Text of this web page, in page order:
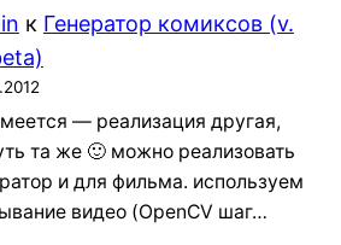
к Генератор комиксов (v.
— реализация другая,
та же 🙂 можно реализовать
и для фильма. используем
видео (OpenCV шаг…